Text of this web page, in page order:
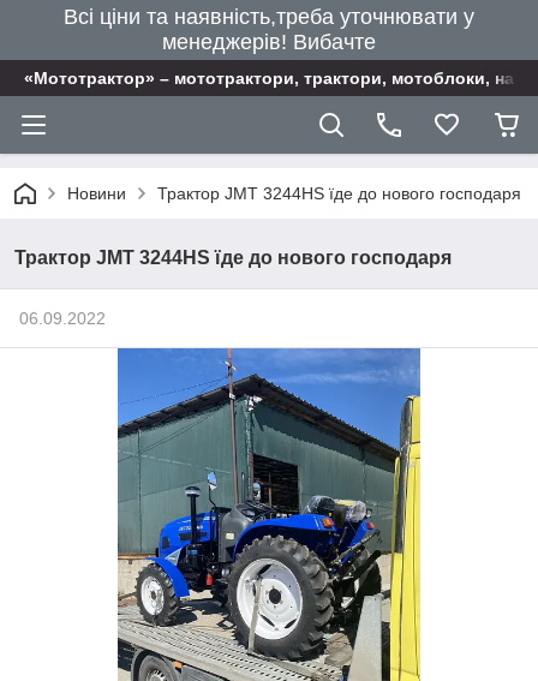
Всі ціни та наявність,треба уточнювати у
менеджерів! Вибачте
«Мототрактор» – мототрактори, трактори, мотоблоки,
Новини Трактор JMT 3244HS їде до нового господаря
Трактор JMT 3244HS їде до нового господаря
06.09.2022